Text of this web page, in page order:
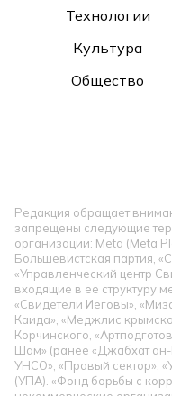
Технологии
Культура
Общество
Редакция обращает
запрещены следующие
организации: Meta (Meta
Большевистская партия,
«Управленческий центр
входящие в ее структуру
«Свидетели Иеговы»,
Каида», «Меджлис
Корчинского,
Шам» (ранее «Джабхат
УНСО», «Правый сектор»,
(УПА). «Фонд борьбы с